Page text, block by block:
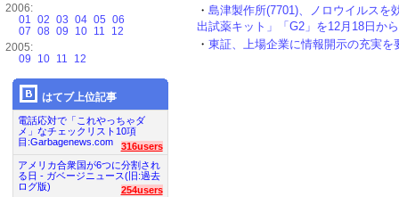
・ 島津製作所(7701)、ノロウイルスを
出試薬キット」「G2」を12月18日か
・ 東証、上場企業に情報開示の充実を
2006:
01 02 03 04 05 06
07 08 09 10 11
12
2005:
09
10 11 12
はてブ上位記事
電話応対で「これやっちゃダ
メ」なチェックリスト10項
目:Garbagenews.com
316users
アメリカ合衆国が6つに分割され
る日 - ガベージニュース(旧:過去
ログ版)
254users